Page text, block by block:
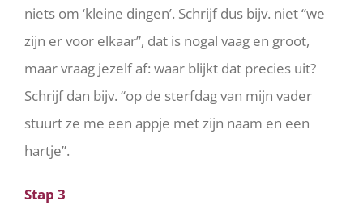
niets om ‘kleine dingen’. Schrijf dus bijv. niet “we
zijn er voor elkaar”, dat is nogal vaag en groot,
maar vraag jezelf af: waar blijkt dat precies uit?
Schrijf dan bijv. “op de sterfdag van mijn vader
stuurt ze me een appje met zijn naam en een
hartje”.
Stap 3